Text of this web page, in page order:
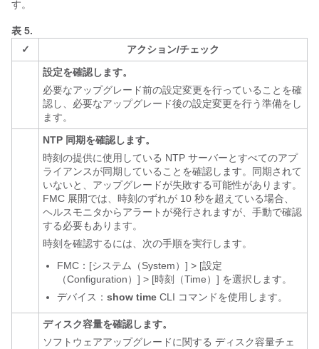
す。
表 5.
✓
アクション/チェック
設定を確認します。
必要なアップグレード前の設定変更を行っていることを確
認し、必要なアップグレード後の設定変更を行う準備をし
ます。
NTP 同期を確認します。
時刻の提供に使用している NTP サーバーとすべてのアプ
ライアンスが同期していることを確認します。同期されて
いないと、アップグレードが失敗する可能性があります。
FMC 展開では、時刻のずれが 10 秒を超えている場合、
ヘルスモニタからアラートが発行されますが、手動で確認
する必要もあります。
時刻を確認するには、次の手順を実行します。
FMC：[システム（System）] > [設定
（Configuration）] > [時刻（Time）] を選択します。
デバイス： show time CLI コマンドを使用します。
ディスク容量を確認します。
ソフトウェアアップグレードに関する ディスク容量チェ